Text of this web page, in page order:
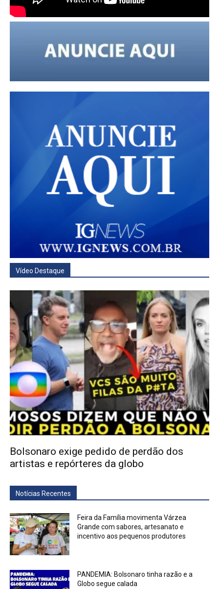
Vídeo Destaque
Bolsonaro exige pedido de perdão dos
artistas e repórteres da globo
Notícias Recentes
Feira da Família movimenta Várzea
Grande com sabores, artesanato e
incentivo aos pequenos produtores
PANDEMIA: Bolsonaro tinha razão e a
Globo segue calada